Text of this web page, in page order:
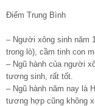
Điểm Trung Bình
– Người xông sinh năm
trong lò), cầm tinh con
– Ngũ hành của người
tương sinh, rất tốt.
– Ngũ hành năm nay là
tương hợp cũng không